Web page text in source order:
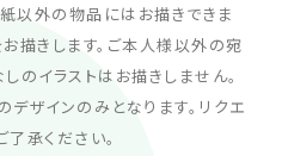
以外の物品にはお描きできま
描きします。ご本人様以外の宛
のイラストはお描きしません。
ザインのみとなります。リクエ
承ください。